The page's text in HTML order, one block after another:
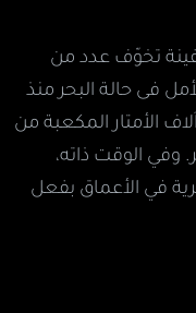
تخوّف عدد من
فى حالة البحر منذ
الأمتار المكعبة من
وفي الوقت ذاته،
في الأعماق بفعل